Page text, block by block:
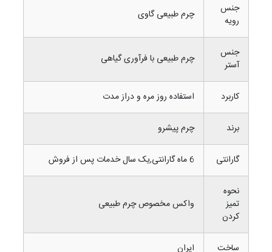
جنس
رویه
چرم طبیعی گاوی
جنس
آستر
چرم طبیعی با فرآوری گیاهی
کاربرد استفاده روز مره و دراز مدت
برند چرم پیشرو
گارانتی 6 ماه گارانتی,یک سال خدمات پس از فروش
نحوه
تمیز
کردن
واکس مخصوص چرم طبیعی
ساخت ایران